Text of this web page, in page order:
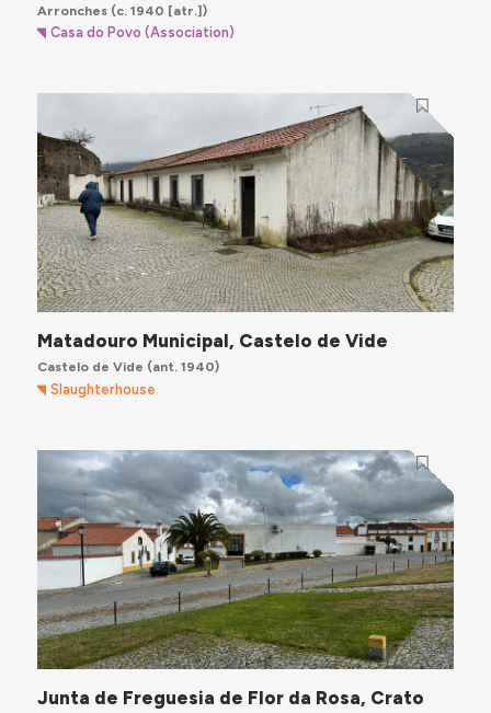
Arronches(c. 1940 [atr.])
Casa do Povo (Association)
Matadouro Municipal, Castelo de Vide
Castelo de Vide (ant. 1940)
Slaughterhouse
Junta de Freguesia de Flor da Rosa, Crato